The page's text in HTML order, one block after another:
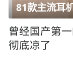
曾经国产第
彻底凉了